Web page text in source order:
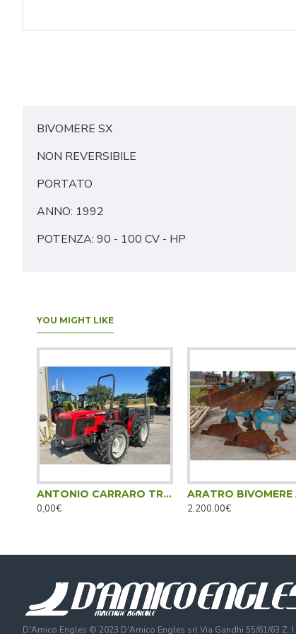
BIVOMERE SX
NON REVERSIBILE
PORTATO
ANNO: 1992
POTENZA: 90 - 100 CV - HP
YOU MIGHT LIKE
ANTONIO CARRARO TRG 9400 REVERSIBILE ____ TRATTORE GOMMATO
0,00€
2.200,00€
D'Amico Engles © 2023 D'Amico Engles srl Via Gandhi 55/61/63 Z. I.